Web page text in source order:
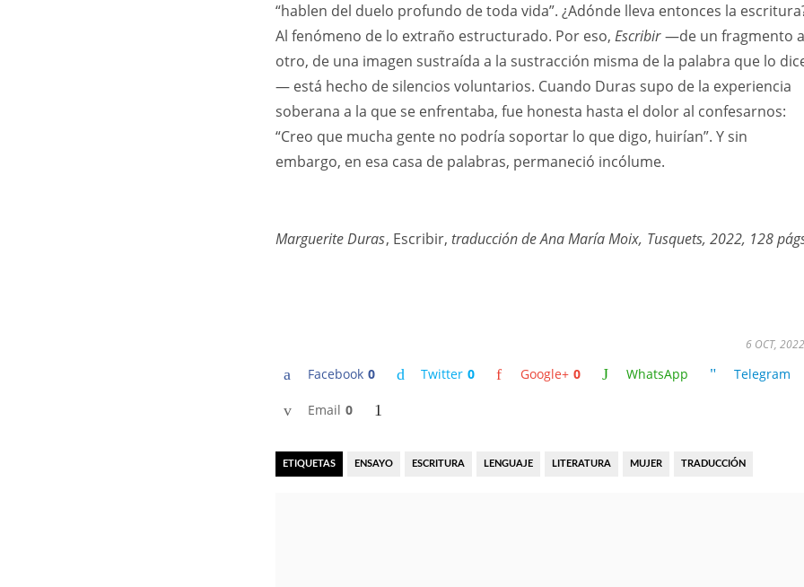
“hablen del duelo profundo de toda vida”. ¿Adónde lleva entonces la
Al fenómeno de lo extraño estructurado. Por eso, Escribir —de un fragmento a
otro, de una imagen sustraída a la sustracción misma de la palabra que lo
— está hecho de silencios voluntarios. Cuando Duras supo de la experiencia
soberana a la que se enfrentaba, fue honesta hasta el dolor al confesarnos:
“Creo que mucha gente no podría soportar lo que digo, huirían”. Y sin
embargo, en esa casa de palabras, permaneció incólume.
Marguerite Duras, Escribir, traducción de Ana María Moix, Tusquets, 2022, 128
Facebook 0 Twitter 0 Google+ 0 WhatsApp Telegram
Email 0
6 OCT, 2022
ETIQUETAS ENSAYO ESCRITURA LENGUAJE LITERATURA MUJER TRADUCCIÓN